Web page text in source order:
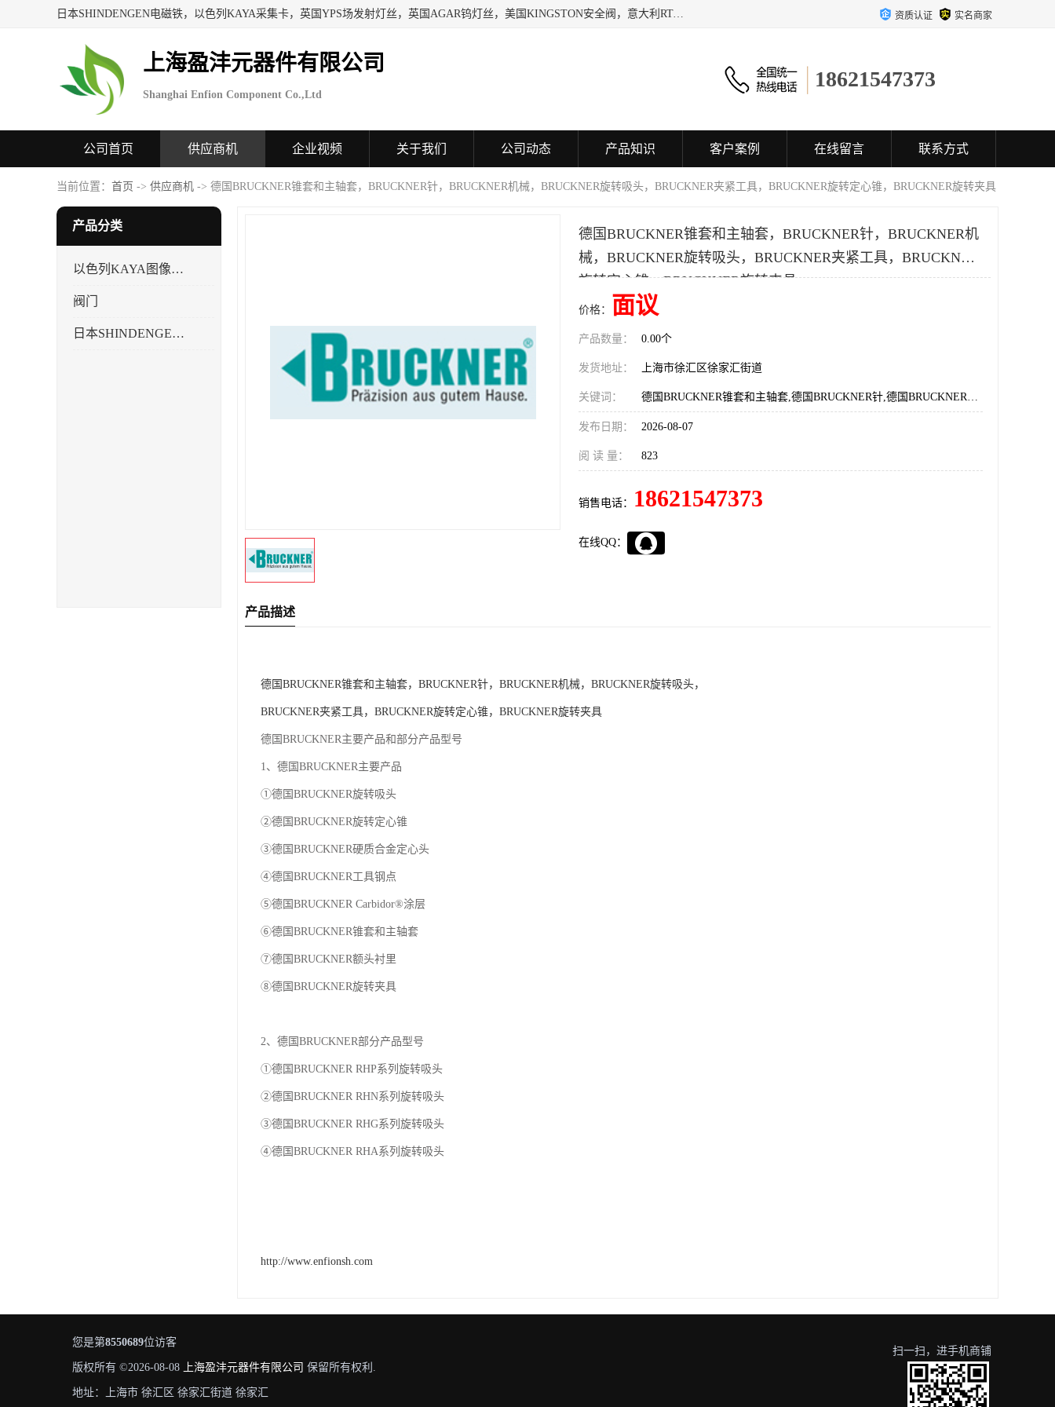
日本SHINDENGEN电磁铁，以色列KAYA采集卡，英国YPS场发射灯丝，英国AGAR钨灯丝，美国KINGSTON安全阀，意大利RTA驱动器，美国MOTT过滤器，美国GENIE过滤器，日本精线NIPPON SEISEN过滤器，法国SAPPEL水表, 德国Thyracont传感器，英国SONTAY压差传感器 美国MPC擦锡布 TB-300-MPC, 德国Matesy磁光分析仪 资质认证 实名商家
上海盈沣元器件有限公司
Shanghai Enfion Component Co.,Ltd
18621547373
公司首页 供应商机 企业视频 关于我们 公司动态 产品知识 客户案例 在线留言 联系方式
当前位置： 首页 -> 供应商机 -> 德国BRUCKNER锥套和主轴套，BRUCKNER针，BRUCKNER机械，BRUCKNER旋转吸头，BRUCKNER夹紧工具，BRUCKNER旋转定心锥，BRUCKNER旋转夹具
产品分类
以色列KAYA图像采集卡，数据采集卡
阀门
日本SHINDENGEN电磁铁
德国BRUCKNER锥套和主轴套，BRUCKNER针，BRUCKNER机
械，BRUCKNER旋转吸头，BRUCKNER夹紧工具，BRUCKNER
旋转定心锥，BRUCKNER旋转夹具
价格： 面议
产品数量： 0.00个
发货地址： 上海市徐汇区徐家汇街道
关键词： 德国BRUCKNER锥套和主轴套,德国BRUCKNER针,德国BRUCKNER夹紧工具,德国BRUCKNER旋转夹具,德国BRUCKNER旋转定心锥吸头
发布日期： 2026-08-07
阅 读 量： 823
销售电话： 18621547373
在线QQ：
产品描述
德国BRUCKNER锥套和主轴套，BRUCKNER针，BRUCKNER机械，BRUCKNER旋转吸头，
BRUCKNER夹紧工具，BRUCKNER旋转定心锥，BRUCKNER旋转夹具
德国BRUCKNER主要产品和部分产品型号
1、德国BRUCKNER主要产品
①德国BRUCKNER旋转吸头
②德国BRUCKNER旋转定心锥
③德国BRUCKNER硬质合金定心头
④德国BRUCKNER工具钢点
⑤德国BRUCKNER Carbidor®涂层
⑥德国BRUCKNER锥套和主轴套
⑦德国BRUCKNER额头衬里
⑧德国BRUCKNER旋转夹具
2、德国BRUCKNER部分产品型号
①德国BRUCKNER RHP系列旋转吸头
②德国BRUCKNER RHN系列旋转吸头
③德国BRUCKNER RHG系列旋转吸头
④德国BRUCKNER RHA系列旋转吸头
http://www.enfionsh.com
您是第8550689位访客
版权所有 ©2026-08-08 上海盈沣元器件有限公司 保留所有权利.
地址：上海市 徐汇区 徐家汇街道 徐家汇
扫一扫，进手机商铺